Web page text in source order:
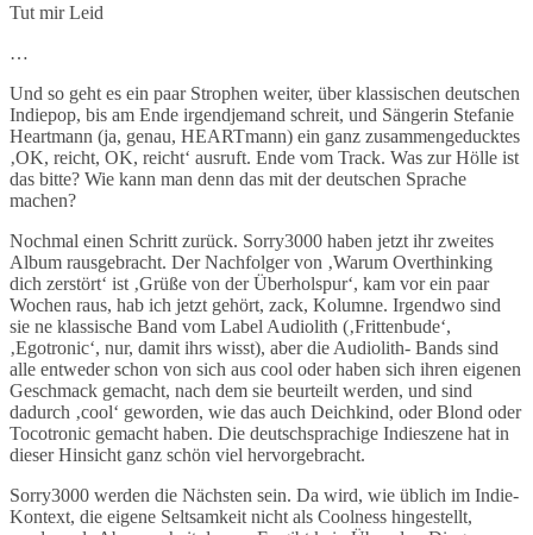
Tut mir Leid
…
Und so geht es ein paar Strophen weiter, über klassischen deutschen
Indiepop, bis am Ende irgendjemand schreit, und Sängerin Stefanie
Heartmann (ja, genau, HEARTmann) ein ganz zusammengeducktes
‚OK, reicht, OK, reicht‘ ausruft. Ende vom Track. Was zur Hölle ist
das bitte? Wie kann man denn das mit der deutschen Sprache
machen?
Nochmal einen Schritt zurück. Sorry3000 haben jetzt ihr zweites
Album rausgebracht. Der Nachfolger von ‚Warum Overthinking
dich zerstört‘ ist ‚Grüße von der Überholspur‘, kam vor ein paar
Wochen raus, hab ich jetzt gehört, zack, Kolumne. Irgendwo sind
sie ne klassische Band vom Label Audiolith (‚Frittenbude‘,
‚Egotronic‘, nur, damit ihrs wisst), aber die Audiolith- Bands sind
alle entweder schon von sich aus cool oder haben sich ihren eigenen
Geschmack gemacht, nach dem sie beurteilt werden, und sind
dadurch ‚cool‘ geworden, wie das auch Deichkind, oder Blond oder
Tocotronic gemacht haben. Die deutschsprachige Indieszene hat in
dieser Hinsicht ganz schön viel hervorgebracht.
Sorry3000 werden die Nächsten sein. Da wird, wie üblich im Indie-
Kontext, die eigene Seltsamkeit nicht als Coolness hingestellt,